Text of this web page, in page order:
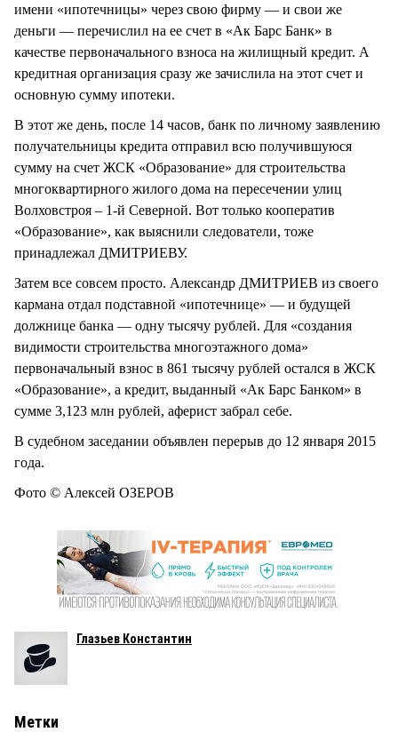
имени «ипотечницы» через свою фирму — и свои же
деньги — перечислил на ее счет в «Ак Барс Банк» в
качестве первоначального взноса на жилищный кредит. А
кредитная организация сразу же зачислила на этот счет и
основную сумму ипотеки.
В этот же день, после 14 часов, банк по личному заявлению
получательницы кредита отправил всю получившуюся
сумму на счет ЖСК «Образование» для строительства
многоквартирного жилого дома на пересечении улиц
Волховстроя – 1-й Северной. Вот только кооператив
«Образование», как выяснили следователи, тоже
принадлежал ДМИТРИЕВУ.
Затем все совсем просто. Александр ДМИТРИЕВ из своего
кармана отдал подставной «ипотечнице» — и будущей
должнице банка — одну тысячу рублей. Для «создания
видимости строительства многоэтажного дома»
первоначальный взнос в 861 тысячу рублей остался в ЖСК
«Образование», а кредит, выданный «Ак Барс Банком» в
сумме 3,123 млн рублей, аферист забрал себе.
В судебном заседании объявлен перерыв до 12 января 2015
года.
Фото © Алексей ОЗЕРОВ
Глазьев Константин
Метки